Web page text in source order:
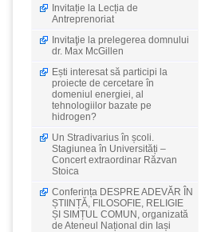
Invitație la Lecția de
Antreprenoriat
Invitaţie la prelegerea domnului
dr. Max McGillen
Ești interesat să participi la
proiecte de cercetare în
domeniul energiei, al
tehnologiilor bazate pe
hidrogen?
Un Stradivarius în școli.
Stagiunea în Universități –
Concert extraordinar Răzvan
Stoica
Conferința DESPRE ADEVĂR ÎN
ȘTIINȚĂ, FILOSOFIE, RELIGIE
ȘI SIMȚUL COMUN, organizată
de Ateneul Național din Iași